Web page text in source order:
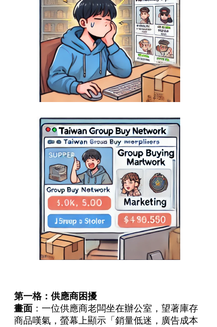
第一格：供應商困擾
畫面 ：一位供應商老闆坐在辦公室，望著庫存
商品嘆氣，螢幕上顯示「銷量低迷，廣告成本